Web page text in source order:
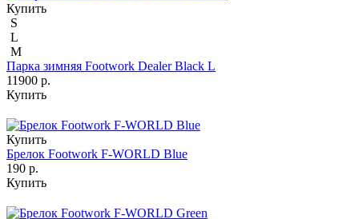
Купить
S
L
M
Парка зимняя Footwork Dealer Black L
11900 р.
Купить
Купить
Брелок Footwork F-WORLD Blue
190 р.
Купить